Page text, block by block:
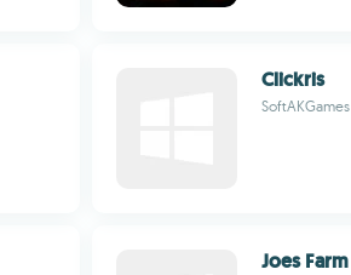
Clickris
SoftAKGames
Joes Farm